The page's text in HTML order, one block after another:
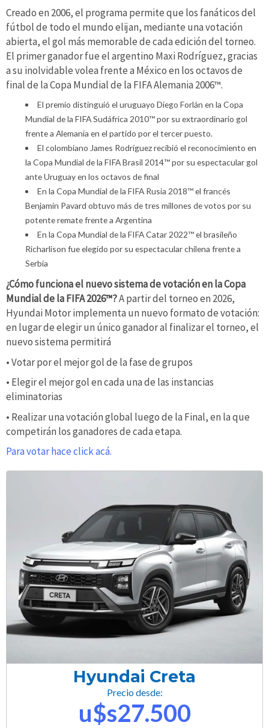
Creado en 2006, el programa permite que los fanáticos del
fútbol de todo el mundo elijan, mediante una votación
abierta, el gol más memorable de cada edición del torneo.
El primer ganador fue el argentino Maxi Rodríguez, gracias
a su inolvidable volea frente a México en los octavos de
final de la Copa Mundial de la FIFA Alemania 2006™.
El premio distinguió el uruguayo Diego Forlán en la Copa
Mundial de la FIFA Sudáfrica 2010™ por su extraordinario gol
frente a Alemania en el partido por el tercer puesto.
El colombiano James Rodríguez recibió el reconocimiento en
la Copa Mundial de la FIFA Brasil 2014™ por su espectacular gol
ante Uruguay en los octavos de final
En la Copa Mundial de la FIFA Rusia 2018™ el francés
Benjamin Pavard obtuvo más de tres millones de votos por su
potente remate frente a Argentina
En la Copa Mundial de la FIFA Catar 2022™ el brasileño
Richarlison fue elegido por su espectacular chilena frente a
Serbia
¿Cómo funciona el nuevo sistema de votación en la Copa
Mundial de la FIFA 2026™?A partir del torneo en 2026,
Hyundai Motor implementa un nuevo formato de votación:
en lugar de elegir un único ganador al finalizar el torneo, el
nuevo sistema permitirá
• Votar por el mejor gol de la fase de grupos
• Elegir el mejor gol en cada una de las instancias
eliminatorias
• Realizar una votación global luego de la Final, en la que
competirán los ganadores de cada etapa.
Para votar hace click acá.
Hyundai Creta
Precio desde:
u$s27.500